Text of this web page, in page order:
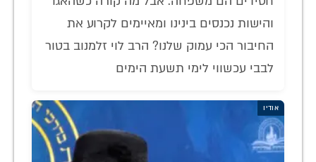
והישות נכנסים בינינו ומאיימים לקרוע את
החיבור הכי עמוק שלנו? הרב לוי זלמנוב בטור
לבבי עכשווי לימי תשעת הימים
אודיו